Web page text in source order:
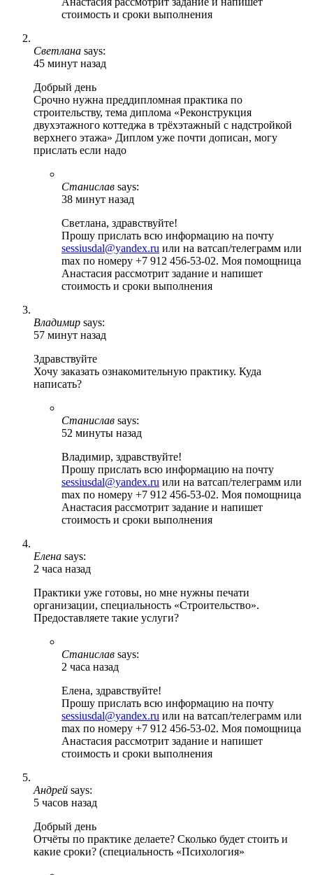
стоимость и сроки выполнения
Светлана says:
45 минут назад
Добрый день
Срочно нужна преддипломная практика по
строительству, тема диплома «Реконструкция
двухэтажного коттеджа в трёхэтажный с надстройкой
верхнего этажа» Диплом уже почти дописан, могу
прислать если надо
Станислав says:
38 минут назад
Светлана, здравствуйте!
Прошу прислать всю информацию на почту
sessiusdal@yandex.ru или на ватсап/телеграмм или
max по номеру +7 912 456-53-02. Моя помощница
Анастасия рассмотрит задание и напишет
стоимость и сроки выполнения
Владимир says:
57 минут назад
Здравствуйте
Хочу заказать ознакомительную практику. Куда
написать?
Станислав says:
52 минуты назад
Владимир, здравствуйте!
Прошу прислать всю информацию на почту
sessiusdal@yandex.ru или на ватсап/телеграмм или
max по номеру +7 912 456-53-02. Моя помощница
Анастасия рассмотрит задание и напишет
стоимость и сроки выполнения
Елена says:
2 часа назад
Практики уже готовы, но мне нужны печати
организации, специальность «Строительство».
Предоставляете такие услуги?
Станислав says:
2 часа назад
Елена, здравствуйте!
Прошу прислать всю информацию на почту
sessiusdal@yandex.ru или на ватсап/телеграмм или
max по номеру +7 912 456-53-02. Моя помощница
Анастасия рассмотрит задание и напишет
стоимость и сроки выполнения
Андрей says:
5 часов назад
Добрый день
Отчёты по практике делаете? Сколько будет стоить и
какие сроки? (специальность «Психология»